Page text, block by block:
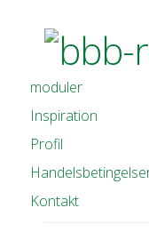
moduler
Inspiration
Profil
Kontakt